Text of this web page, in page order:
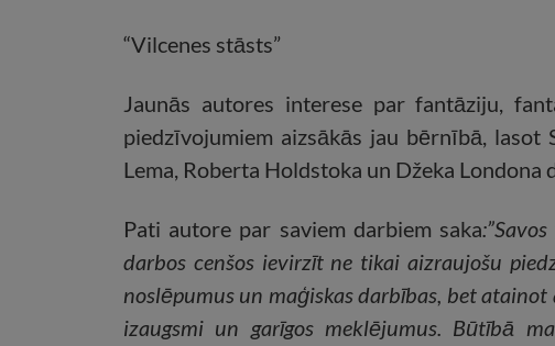
“Vilcenes stāsts”
Jaunās autores interese par fantāziju,
piedzīvojumiem aizsākās jau bērnībā, lasot
Lema, Roberta Holdstoka un Džeka Londona
Pati autore par saviem darbiem saka
darbos cenšos ievirzīt ne tikai aizraujošu
noslēpumus un maģiskas darbības, bet atainot
izaugsmi un garīgos meklējumus. Būtībā